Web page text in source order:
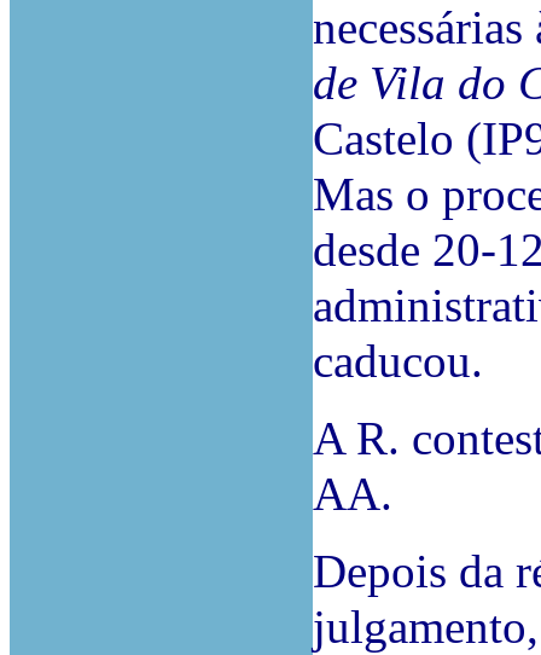
de Vila do
Castelo
Mas o
desde 20-
caducou.
A R.
AA.
Depois da